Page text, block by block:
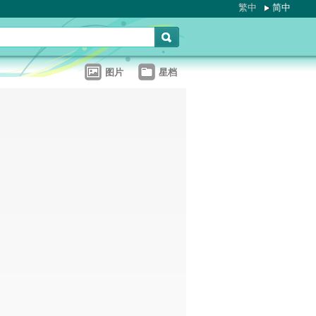
繁中 简中
图片 星档